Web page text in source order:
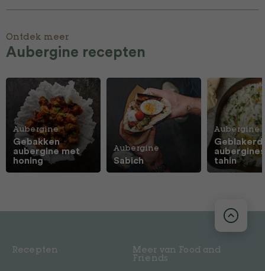
Ontdek meer
Aubergine recepten
Aubergine
Gebakken
aubergine met
honing
Aubergine
Sabich
Aubergine
tahin
Recepten
Meer van Food and
Friends